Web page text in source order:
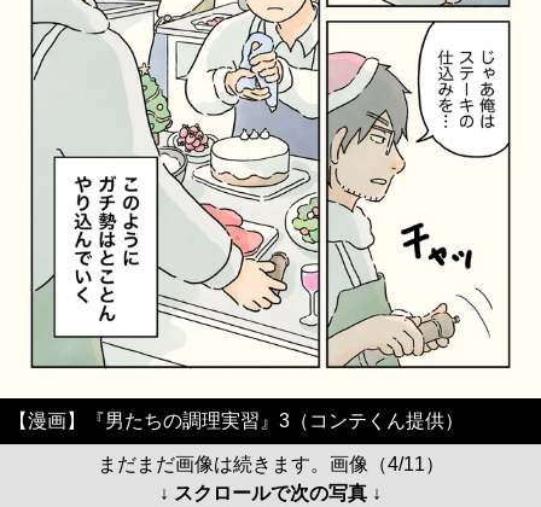
【漫画】『男たちの調理実習』3（コンテくん提供）
まだまだ画像は続きます。画像（4/11）
↓ スクロールで次の写真 ↓